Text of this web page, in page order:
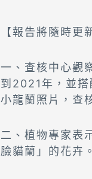
【報告將隨時
一、查核中心觀
到2021年，並
小龍蘭照片，查
二、植物專家表
臉貓蘭」的花卉